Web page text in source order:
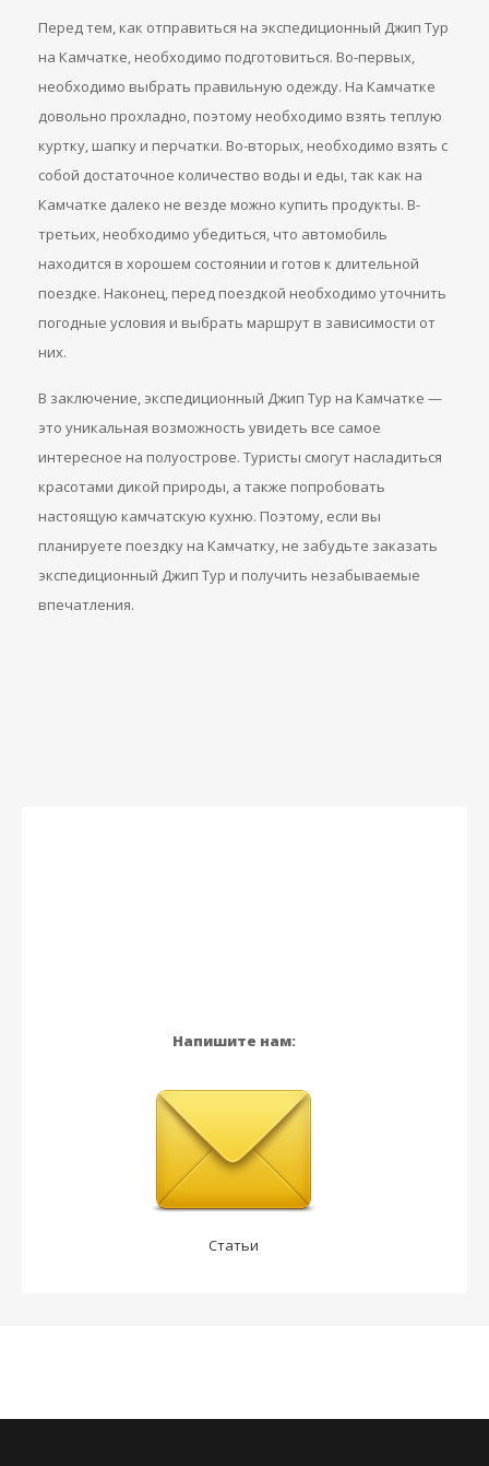
Перед тем, как отправиться на экспедиционный Джип Тур
на Камчатке, необходимо подготовиться. Во-первых,
необходимо выбрать правильную одежду. На Камчатке
довольно прохладно, поэтому необходимо взять теплую
куртку, шапку и перчатки. Во-вторых, необходимо взять с
собой достаточное количество воды и еды, так как на
Камчатке далеко не везде можно купить продукты. В-
третьих, необходимо убедиться, что автомобиль
находится в хорошем состоянии и готов к длительной
поездке. Наконец, перед поездкой необходимо уточнить
погодные условия и выбрать маршрут в зависимости от
них.
В заключение, экспедиционный Джип Тур на Камчатке —
это уникальная возможность увидеть все самое
интересное на полуострове. Туристы смогут насладиться
красотами дикой природы, а также попробовать
настоящую камчатскую кухню. Поэтому, если вы
планируете поездку на Камчатку, не забудьте заказать
экспедиционный Джип Тур и получить незабываемые
впечатления.
Напишите нам:
Статьи